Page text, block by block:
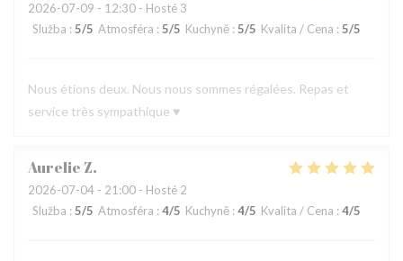
2026-07-09 - 12:30 - Hosté 3
Služba : 5/5 Atmosféra : 5/5 Kuchyně : 5/5 Kvalita / Cena : 5/5
Nous étions deux. Nous nous sommes régalées. Repas et
service très sympathique ♥️
Aurelie Z
2026-07-04 - 21:00 - Hosté 2
Služba : 5/5 Atmosféra : 4/5 Kuchyně : 4/5 Kvalita / Cena : 4/5